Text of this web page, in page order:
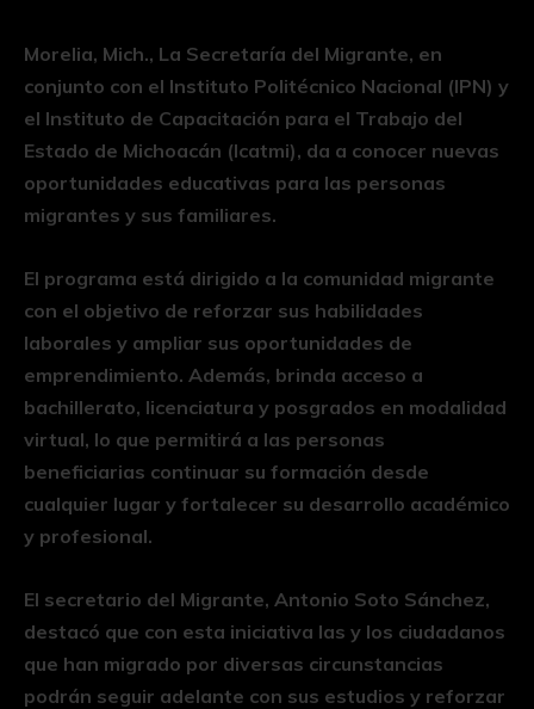
Morelia, Mich., La Secretaría del Migrante, en
conjunto con el Instituto Politécnico Nacional (IPN) y
el Instituto de Capacitación para el Trabajo del
Estado de Michoacán (Icatmi), da a conocer nuevas
oportunidades educativas para las personas
migrantes y sus familiares.
El programa está dirigido a la comunidad migrante
con el objetivo de reforzar sus habilidades
laborales y ampliar sus oportunidades de
emprendimiento. Además, brinda acceso a
bachillerato, licenciatura y posgrados en modalidad
virtual, lo que permitirá a las personas
beneficiarias continuar su formación desde
cualquier lugar y fortalecer su desarrollo académico
y profesional.
El secretario del Migrante, Antonio Soto Sánchez,
destacó que con esta iniciativa las y los ciudadanos
que han migrado por diversas circunstancias
podrán seguir adelante con sus estudios y reforzar